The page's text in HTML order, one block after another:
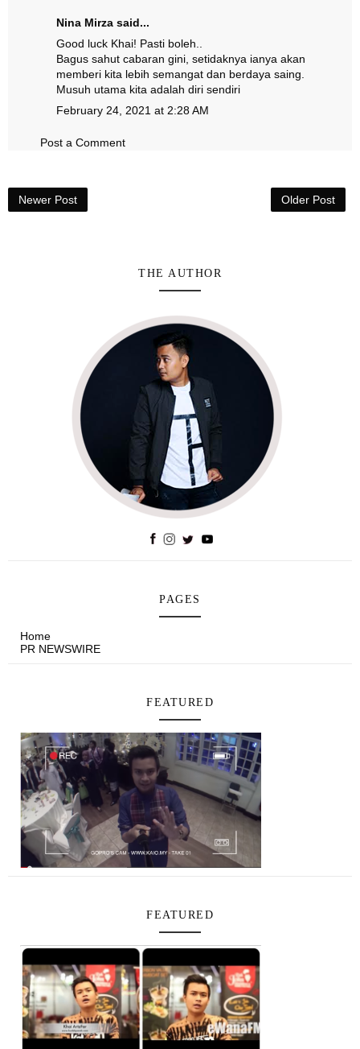
Nina Mirza said...
Good luck Khai! Pasti boleh..
Bagus sahut cabaran gini, setidaknya ianya akan
memberi kita lebih semangat dan berdaya saing.
Musuh utama kita adalah diri sendiri
February 24, 2021 at 2:28 AM
Post a Comment
Newer Post Older Post
THE AUTHOR
PAGES
Home
PR NEWSWIRE
FEATURED
FEATURED